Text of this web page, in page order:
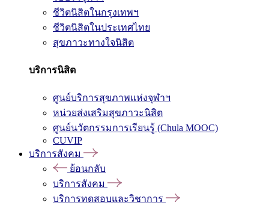
ชีวิตนิสิตในกรุงเทพฯ
ชีวิตนิสิตในประเทศไทย
สุขภาวะทางใจนิสิต
บริการนิสิต
ศูนย์บริการสุขภาพแห่งจุฬาฯ
หน่วยส่งเสริมสุขภาวะนิสิต
ศูนย์นวัตกรรมการเรียนรู้ (Chula MOOC)
CUVIP
บริการสังคม
ย้อนกลับ
บริการสังคม
บริการทดสอบและวิชาการ